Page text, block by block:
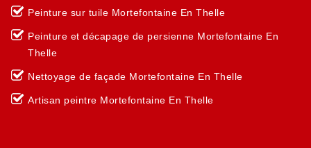
Peinture sur tuile Mortefontaine En Thelle
Peinture et décapage de persienne Mortefontaine En
Thelle
Nettoyage de façade Mortefontaine En Thelle
Artisan peintre Mortefontaine En Thelle